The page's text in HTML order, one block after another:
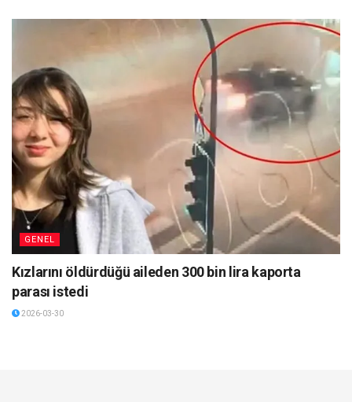
GENEL
Kızlarını öldürdüğü aileden 300 bin lira kaporta
parası istedi
2026-03-30